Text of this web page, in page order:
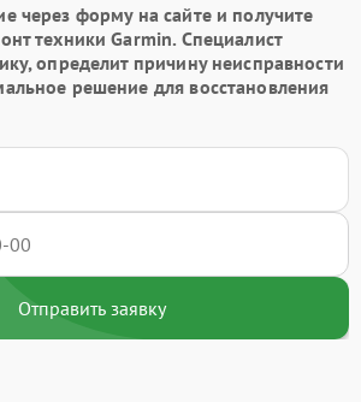
через форму на сайте и получите
техники Garmin. Специалист
определит причину неисправности
решение для восстановления
Отправить заявку